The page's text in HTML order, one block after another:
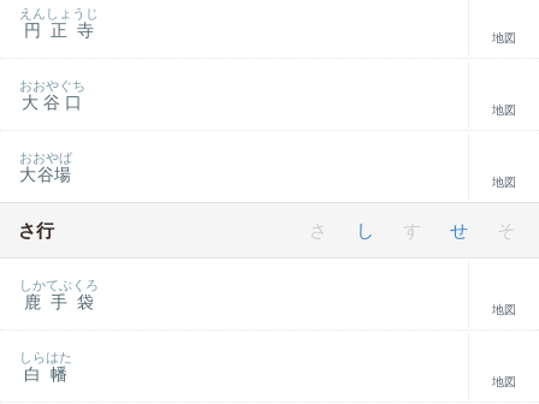
円正寺
えんしょうじ
地図
大谷口
おおやぐち
地図
大谷場
おおやば
地図
さ行 さ し す せ そ
鹿手袋
しかてぶくろ
地図
白幡
しらはた
地図